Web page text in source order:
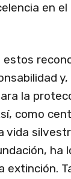
en
estos
la
como
vida
ha
extinción.